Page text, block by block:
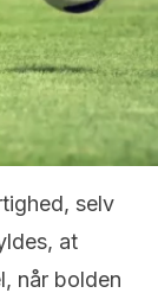
selv
at
når bolden